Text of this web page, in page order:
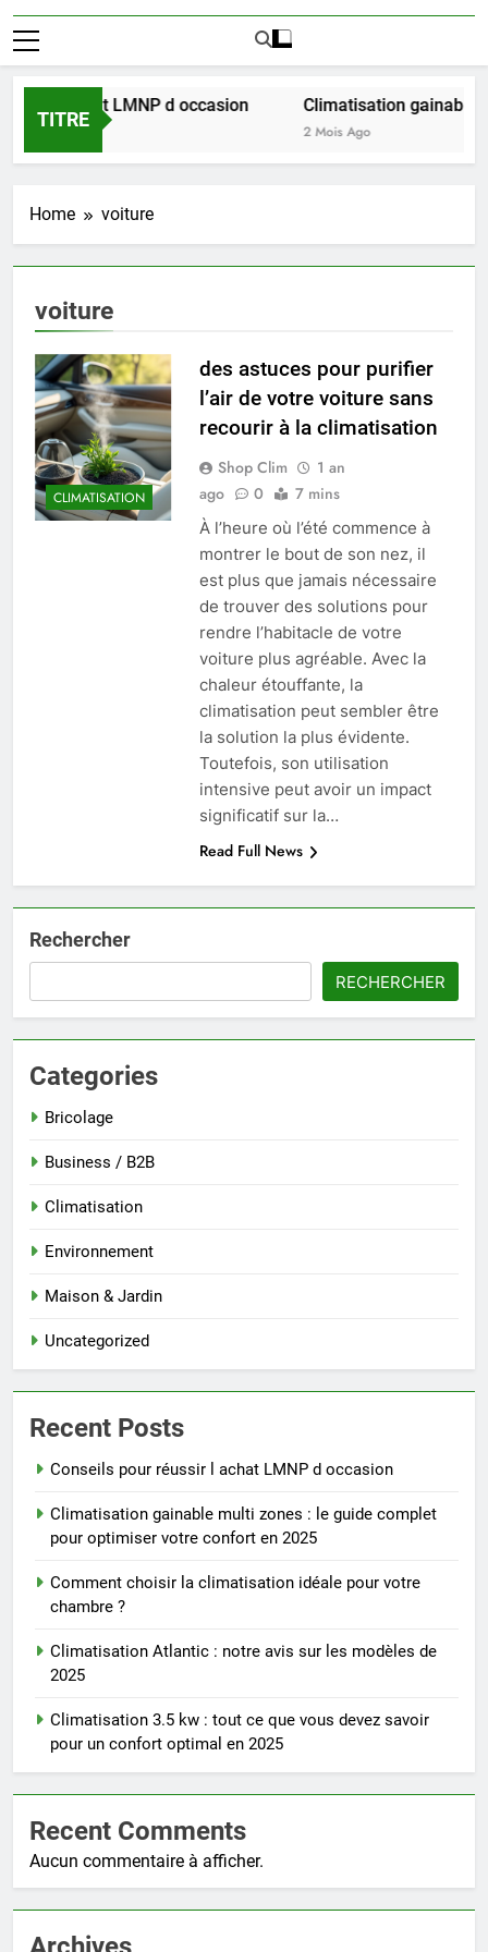
TITRE
l achat LMNP d occasion Climatisation gainable
2 Mois Ago
Home voiture
voiture
CLIMATISATION
des astuces pour purifier
l’air de votre voiture sans
recourir à la climatisation
Shop Clim
1 an
ago
0 7 mins
À l’heure où l’été commence à
montrer le bout de son nez, il
est plus que jamais nécessaire
de trouver des solutions pour
rendre l’habitacle de votre
voiture plus agréable. Avec la
chaleur étouffante, la
climatisation peut sembler être
la solution la plus évidente.
Toutefois, son utilisation
intensive peut avoir un impact
significatif sur la…
Read Full News
Rechercher
RECHERCHER
Categories
Bricolage
Business / B2B
Climatisation
Environnement
Maison & Jardin
Uncategorized
Recent Posts
Conseils pour réussir l achat LMNP d occasion
Climatisation gainable multi zones : le guide complet
pour optimiser votre confort en 2025
Comment choisir la climatisation idéale pour votre
chambre ?
Climatisation Atlantic : notre avis sur les modèles de
2025
Climatisation 3.5 kw : tout ce que vous devez savoir
pour un confort optimal en 2025
Recent Comments
Aucun commentaire à afficher.